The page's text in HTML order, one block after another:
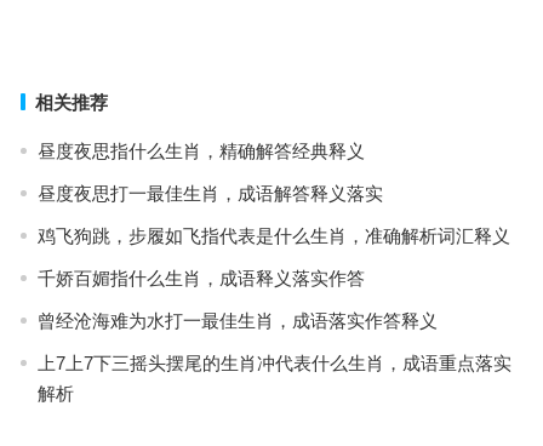
相关推荐
昼度夜思指什么生肖，精确解答经典释义
昼度夜思打一最佳生肖，成语解答释义落实
鸡飞狗跳，步履如飞指代表是什么生肖，准确解析词汇释义
千娇百媚指什么生肖，成语释义落实作答
曾经沧海难为水打一最佳生肖，成语落实作答释义
上7上7下三摇头摆尾的生肖冲代表什么生肖，成语重点落实
解析